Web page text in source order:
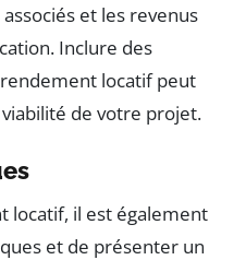
et les revenus
Inclure des
locatif peut
de votre projet.
locatif, il est également
et de présenter un